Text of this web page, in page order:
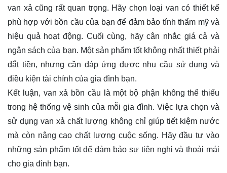
van xả cũng rất quan trọng. Hãy chọn loại van có thiết kế
phù hợp với bồn cầu của bạn để đảm bảo tính thẩm mỹ và
hiệu quả hoạt động. Cuối cùng, hãy cân nhắc giá cả và
ngân sách của bạn. Một sản phẩm tốt không nhất thiết phải
đắt tiền, nhưng cần đáp ứng được nhu cầu sử dụng và
điều kiện tài chính của gia đình bạn.
Kết luận, van xả bồn cầu là một bộ phận không thể thiếu
trong hệ thống vệ sinh của mỗi gia đình. Việc lựa chọn và
sử dụng van xả chất lượng không chỉ giúp tiết kiệm nước
mà còn nâng cao chất lượng cuộc sống. Hãy đầu tư vào
những sản phẩm tốt để đảm bảo sự tiện nghi và thoải mái
cho gia đình bạn.